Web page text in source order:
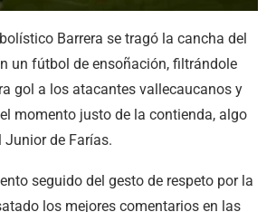
Barrera se tragó la cancha del
un fútbol de ensoñación, filtrándole
gol a los atacantes vallecaucanos y
momento justo de la contienda, algo
Junior de Farías.
seguido del gesto de respeto por la
los mejores comentarios en las